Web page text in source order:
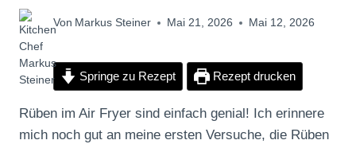
Von Markus Steiner Mai 21, 2026 Mai 12, 2026
Springe zu Rezept Rezept drucken
Rüben im Air Fryer sind einfach genial! Ich erinnere
mich noch gut an meine ersten Versuche, die Rüben